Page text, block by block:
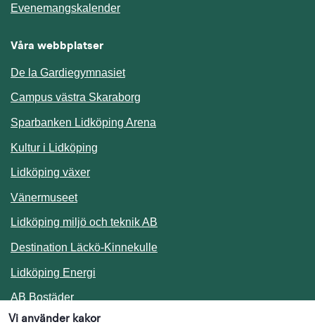
Vi använder kakor
EvenemangskalenderLänk till annan webbplats.
Våra webbplatser
De la Gardiegymnasiet
Campus västra Skaraborg
Sparbanken Lidköping Arena
Kultur i Lidköping
Lidköping växer
Vänermuseet
Lidköping miljö och teknik AB
Destination Läckö-KinnekulleLänk till annan webbplats.
Lidköping Energi
AB BostäderLänk till annan webbplats.